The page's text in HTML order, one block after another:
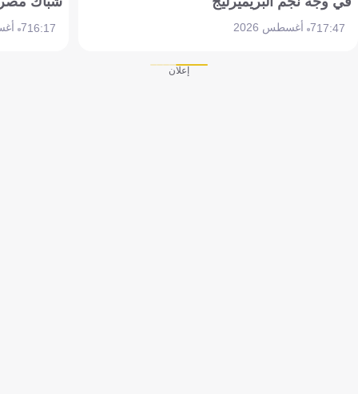
17:477 أغسطس 2026 16:177 أغسطس 2026
إعلان